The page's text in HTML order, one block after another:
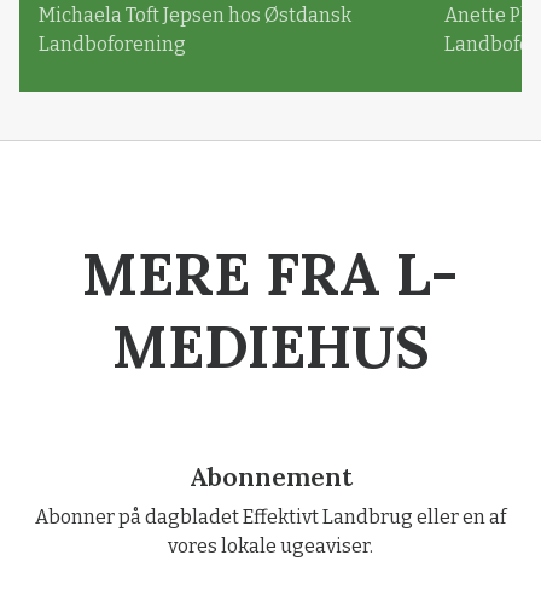
Michaela Toft Jepsen hos Østdansk
Landboforening
Anette
MERE FRA L-
MEDIEHUS
Abonnement
Abonner på dagbladet Effektivt Landbrug eller en af
vores lokale ugeaviser.